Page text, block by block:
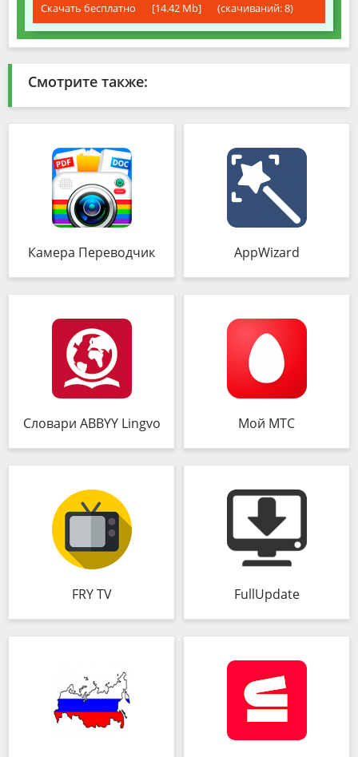
Скачать бесплатно [14.42 Mb] (cкачиваний: 8)
Смотрите также:
Камера Переводчик AppWizard
Словари ABBYY Lingvo Мой МТС
FRY TV FullUpdate